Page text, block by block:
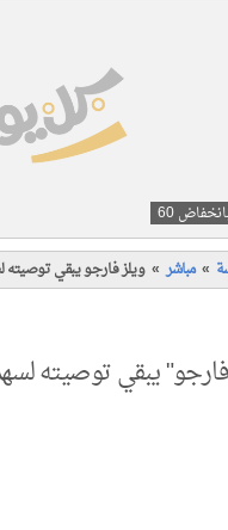
60
مباشر ويلز فارجو يبقي توصيته
يبقي توصيته